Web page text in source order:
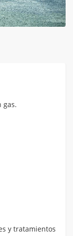
gas.
y tratamientos